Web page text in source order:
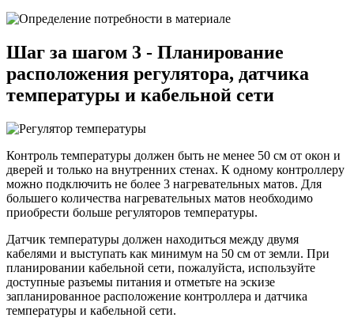
Шаг за шагом 3 - Планирование
расположения регулятора, датчика
температуры и кабельной сети
Контроль температуры должен быть не менее 50 см от окон и
дверей и только на внутренних стенах. К одному контроллеру
можно подключить не более 3 нагревательных матов. Для
большего количества нагревательных матов необходимо
приобрести больше регуляторов температуры.
Датчик температуры должен находиться между двумя
кабелями и выступать как минимум на 50 см от земли. При
планировании кабельной сети, пожалуйста, используйте
доступные разъемы питания и отметьте на эскизе
запланированное расположение контроллера и датчика
температуры и кабельной сети.